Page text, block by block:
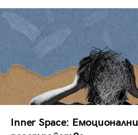
Inner Space: Емоционални